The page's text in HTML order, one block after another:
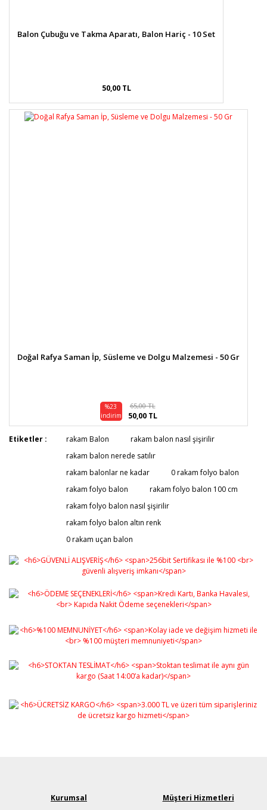
Balon Çubuğu ve Takma Aparatı, Balon Hariç - 10 Set
50,00 TL
Doğal Rafya Saman İp, Süsleme ve Dolgu Malzemesi - 50 Gr
%23
indirim
65,00 TL
50,00 TL
Etiketler : rakam Balon
rakam balon nasıl şişirilir
rakam balon nerede satılır
rakam balonlar ne kadar
0 rakam folyo balon
rakam folyo balon
rakam folyo balon 100 cm
rakam folyo balon nasıl şişirilir
rakam folyo balon altın renk
0 rakam uçan balon
Kurumsal
Müşteri Hizmetleri